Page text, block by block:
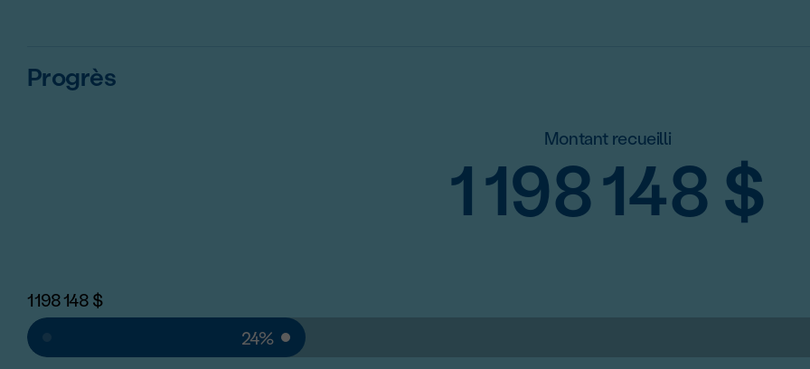
Progrès
Montant recueilli
1 198 148 $
1 198 148 $
24%